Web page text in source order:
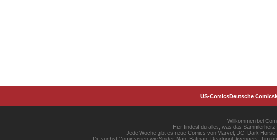
US-ComicsDeutsche Comics
Willkommen bei
Hier findest du alles, was das
Jede Woche gibt es neue Comics von Marvel, DC, Dark
Du suchst Comicserien wie Spider-Man, Batman, Deadpool, Avengers, Tim